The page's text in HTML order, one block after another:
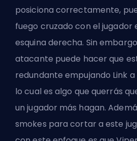
posiciona correctamente,
fuego cruzado con el jugador
esquina derecha. Sin
atacante puede hacer que
redundante empujando Link
lo cual es algo que querrás
un jugador más hagan.
smokes para cortar a este